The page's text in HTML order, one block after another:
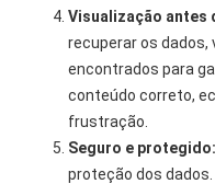
Visualização antes
recuperar os dados,
encontrados para
conteúdo correto,
frustração.
Seguro e protegido:
proteção dos